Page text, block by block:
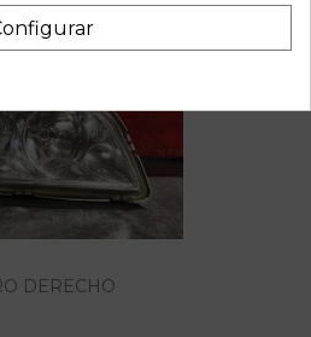
gostar
DERECHO